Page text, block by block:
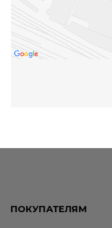
ПОКУПАТЕЛЯМ